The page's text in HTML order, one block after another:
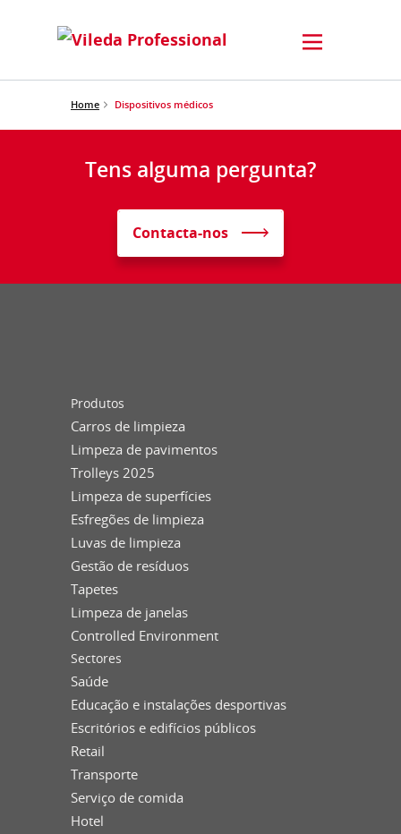
Home Dispositivos médicos
Tens alguma pergunta?
Contacta-nos
Produtos
Carros de limpieza
Limpeza de pavimentos
Trolleys 2025
Limpeza de superfícies
Esfregões de limpieza
Luvas de limpieza
Gestão de resíduos
Tapetes
Limpeza de janelas
Controlled Environment
Sectores
Saúde
Educação e instalações desportivas
Escritórios e edifícios públicos
Retail
Transporte
Serviço de comida
Hotel